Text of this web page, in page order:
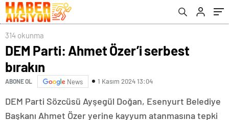
314 okunma
DEM Parti: Ahmet Özer’i serbest
bırakın
ABONE OL News 1 Kasım 2024 13:04
DEM Parti Sözcüsü Ayşegül Doğan, Esenyurt Belediye
Başkanı Ahmet Özer yerine kayyum atanmasına tepki